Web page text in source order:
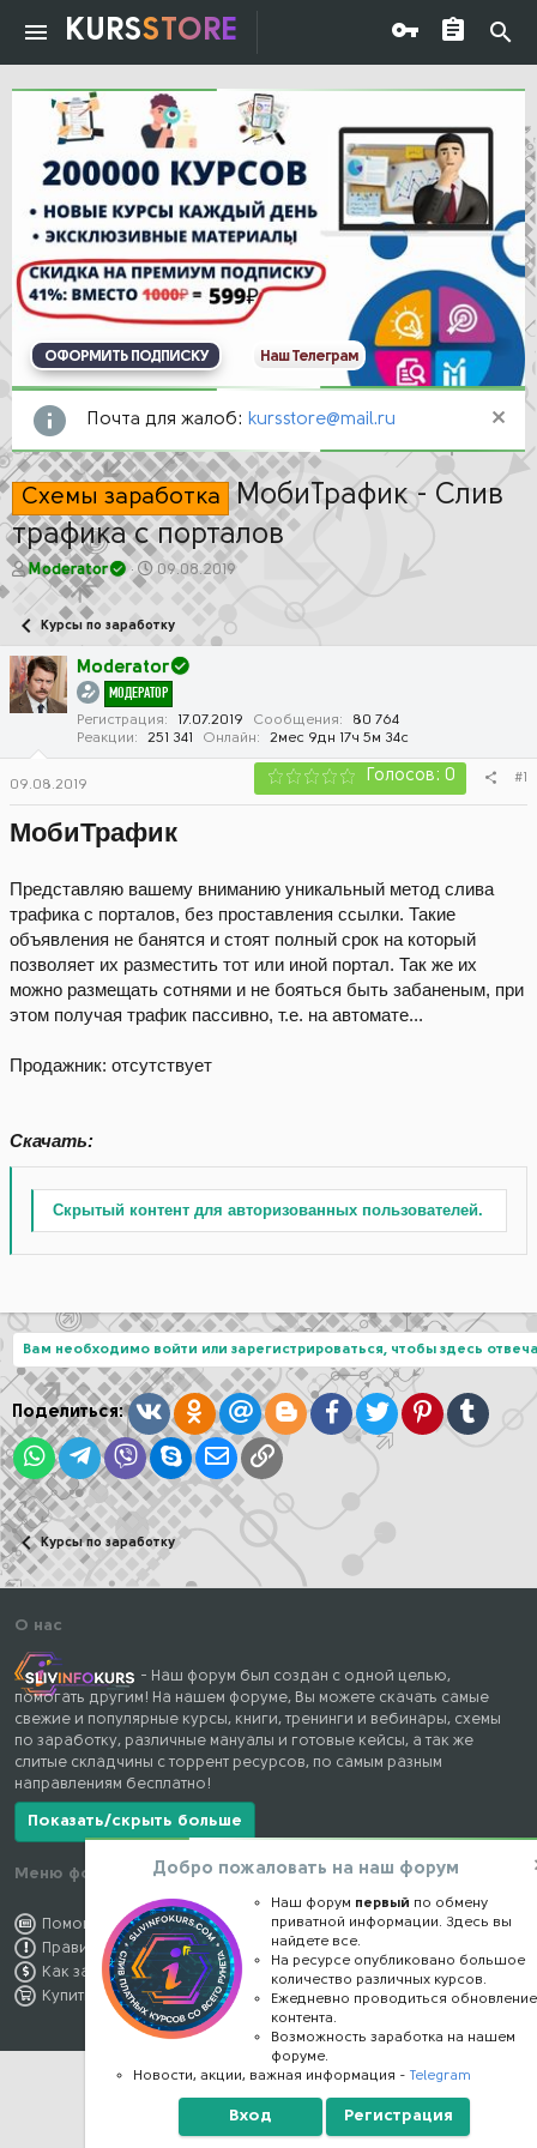
KURSSTORE
ОФОРМИТЬ ПОДПИСКУ Наш Телеграм
Почта для жалоб: kursstore@mail.ru
Схемы заработка МобиТрафик - Cлив
трафика с порталов
А
т
о
р
т
е
Moderator
Д
а
а
ч
а
л
а
09.08.2019
Курсы по заработку
Moderator
МОДЕРАТОР
Регистрация 17.07.2019 Сообщения
80 764
Реакции
251 341 Онлайн 2мес 9дн 17ч 5м 34с
09.08.2019 Голосов: 0 #1
МобиТрафик
Представляю вашему вниманию уникальный метод слива
трафика с порталов, без проставления ссылки. Такие
объявления не банятся и стоят полный срок на который
позволяет их разместить тот или иной портал. Так же их
можно размещать сотнями и не бояться быть забаненым, при
этом получая трафик пассивно, т.е. на автомате...
Продажник: отсутствует
Скачать:
Скрытый контент для авторизованных пользователей.
Вам необходимо войти или зарегистрироваться, чтобы здесь
Поделиться: ВконтактеОдноклассники
Mail.ruBloggerFacebook
TwitterPinterestTumblr
WhatsAppTelegram
ViberSkypeЭлектронная почта
Ссылка
Курсы по заработку
О нас
- Наш форум был создан с одной целью,
помогать другим! На нашем форуме, Вы можете скачать самые
свежие и популярные курсы, книги, тренинги и вебинары, схемы
по заработку, различные мануалы и готовые кейсы, а так же
слитые складчины с торрент ресурсов, по самым разным
направлениям бесплатно!
Показать/скрыть больше
Меню форума
Помощь по форуму
Правила форума
Как заработать
Купить премиум
Наши контакты
kursstore@mail.ru
Обратная связь
Конфиденциальность
Правообладателям
Добро пожаловать на наш форум
Наш форум первый по обмену
приватной информации. Здесь вы
найдете все.
На ресурсе опубликовано большое
количество различных курсов.
Ежедневно проводиться обновление
контента.
Возможность заработка на нашем
форуме.
Новости, акции, важная информация -Telegram
Вход Регистрация